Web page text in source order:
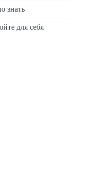
знать
для себя